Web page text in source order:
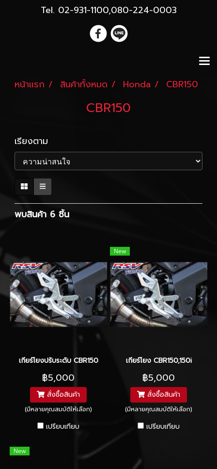
Tel. 02-931-1100,080-224-0003
หน้าแรก สินค้าทั้งหมด Honda CBR150
CBR150
เรียงตาม
พบสินค้า 6 ชิ้น
เกียร์โยงปรับระดับ CBR150
฿5,000
สั่งซื้อสินค้า
(มีหลายคุณสมบัติให้เลือก)
เปรียบเทียบ
New
เกียร์โยง CBR150,150i
฿5,000
สั่งซื้อสินค้า
(มีหลายคุณสมบัติให้เลือก)
เปรียบเทียบ
New